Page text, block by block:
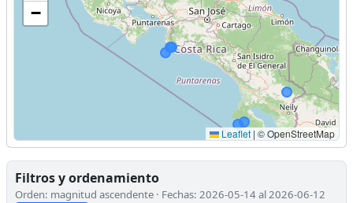
−
Leaflet | © OpenStreetMap
Filtros y ordenamiento
Orden: magnitud ascendente · Fechas: 2026-05-14 al 2026-06-12